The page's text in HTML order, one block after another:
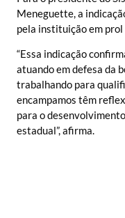
Meneguette, a
pela instituição em prol
“Essa indicação
atuando em defesa da
trabalhando para
encampamos têm
para o
estadual”, afirma.